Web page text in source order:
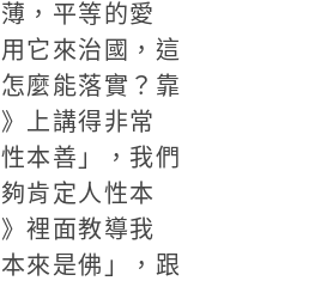
，平等的愛
它來治國，這
麼能落實？靠
上講得非常
本善」，我們
肯定人性本
裡面教導我
來是佛」，跟